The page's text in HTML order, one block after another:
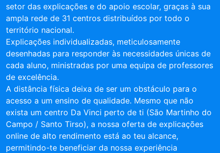
setor das explicações e do apoio escolar, graças à sua
ampla rede de 31 centros distribuídos por todo o
território nacional.
Explicações individualizadas, meticulosamente
desenhadas para responder às necessidades únicas de
cada aluno, ministradas por uma equipa de professores
de excelência.
A distância física deixa de ser um obstáculo para o
acesso a um ensino de qualidade. Mesmo que não
exista um centro Da Vinci perto de ti (São Martinho do
Campo / Santo Tirso), a nossa oferta de explicações
online de alto rendimento está ao teu alcance,
permitindo-te beneficiar da nossa experiência